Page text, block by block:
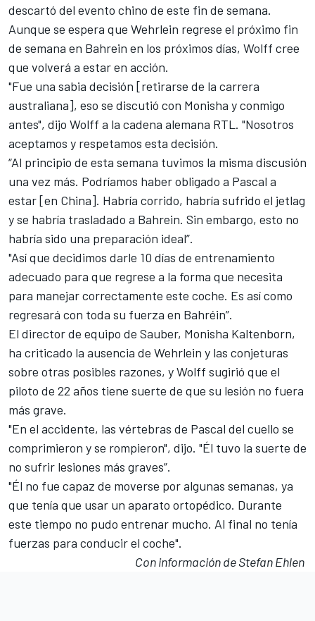
descartó del evento chino de este fin de semana.
Aunque se espera que Wehrlein regrese el próximo fin
de semana en Bahrein en los próximos días, Wolff cree
que volverá a estar en acción.
"Fue una sabia decisión [retirarse de la carrera
australiana], eso se discutió con Monisha y conmigo
antes", dijo Wolff a la cadena alemana RTL. "Nosotros
aceptamos y respetamos esta decisión.
“Al principio de esta semana tuvimos la misma discusión
una vez más. Podríamos haber obligado a Pascal a
estar [en China]. Habría corrido, habría sufrido el jetlag
y se habría trasladado a Bahrein. Sin embargo, esto no
habría sido una preparación ideal”.
"Así que decidimos darle 10 días de entrenamiento
adecuado para que regrese a la forma que necesita
para manejar correctamente este coche. Es así como
regresará con toda su fuerza en Bahréin”.
El director de equipo de Sauber, Monisha Kaltenborn,
ha criticado la ausencia de Wehrlein y las conjeturas
sobre otras posibles razones, y Wolff sugirió que el
piloto de 22 años tiene suerte de que su lesión no fuera
más grave.
"En el accidente, las vértebras de Pascal del cuello se
comprimieron y se rompieron", dijo. "Él tuvo la suerte de
no sufrir lesiones más graves”.
"Él no fue capaz de moverse por algunas semanas, ya
que tenía que usar un aparato ortopédico. Durante
este tiempo no pudo entrenar mucho. Al final no tenía
fuerzas para conducir el coche".
Con información de Stefan Ehlen